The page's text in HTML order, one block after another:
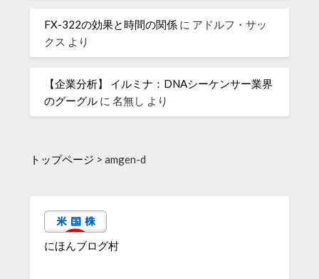
FX-322の効果と時間の関係 に アドルフ・サッ
クス より
【企業分析】 イルミナ：DNAシーケンサー業界
のグーグル に名無し より
トップページ >amgen-d
にほんブログ村